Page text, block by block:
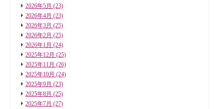
2026年5月 (23)
2026年4月 (23)
2026年3月 (25)
2026年2月 (25)
2026年1月 (24)
2025年12月 (25)
2025年11月 (26)
2025年10月 (24)
2025年9月 (23)
2025年8月 (25)
2025年7月 (27)